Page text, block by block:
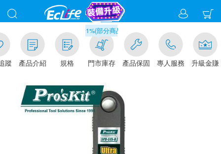
蹤 產品介紹 規格
滿千元門市取貨現折1%(部分商品不適用)-請點我看
門市庫存 產品保固 專人服務 升級金賺